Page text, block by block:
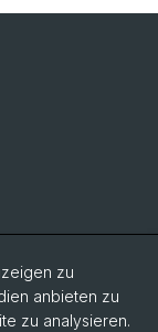
zu
anbieten zu
zu analysieren.